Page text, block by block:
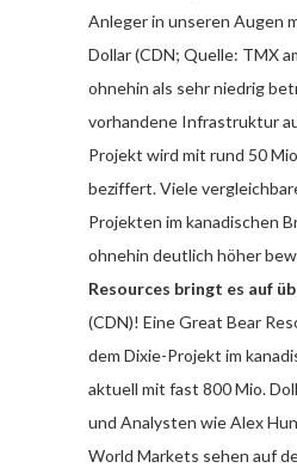
Anleger in unseren Augen
Dollar (CDN; Quelle: TMX
ohnehin als sehr niedrig
vorhandene Infrastruktur
Projekt wird mit rund 50
beziffert. Viele
Projekten im kanadischen
ohnehin deutlich höher
Resources bringt es auf
(CDN)! Eine Great Bear
dem Dixie-Projekt im
aktuell mit fast 800 Mio.
und Analysten wie Alex
World Markets sehen auf